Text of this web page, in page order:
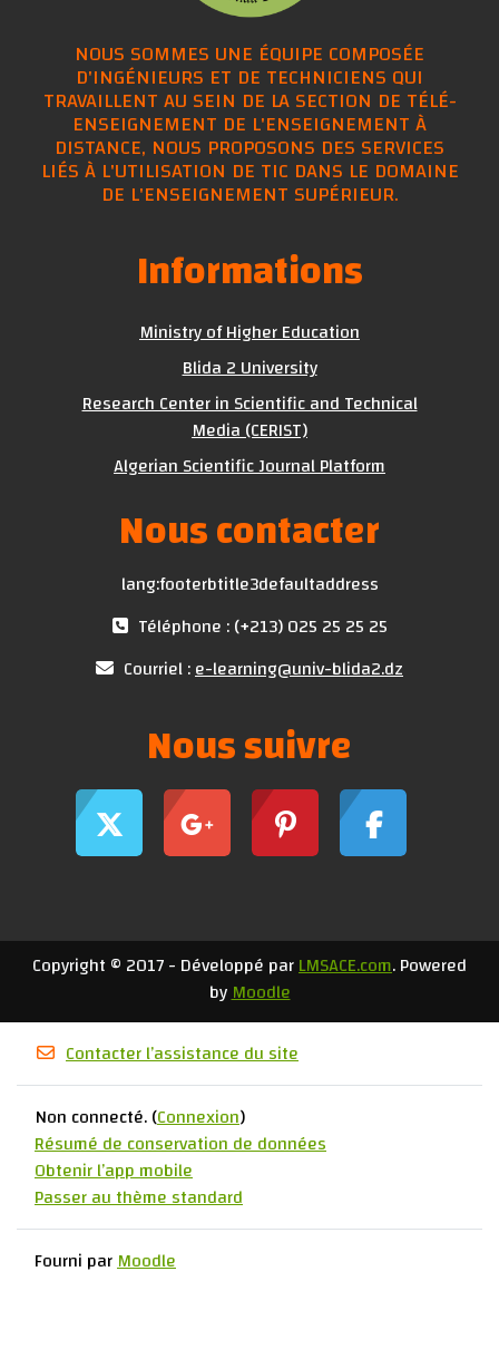
NOUS SOMMES UNE ÉQUIPE COMPOSÉE
D'INGÉNIEURS ET DE TECHNICIENS QUI
TRAVAILLENT AU SEIN DE LA SECTION DE TÉLÉ-
ENSEIGNEMENT DE L'ENSEIGNEMENT À
DISTANCE, NOUS PROPOSONS DES SERVICES
LIÉS À L'UTILISATION DE TIC DANS LE DOMAINE
DE L'ENSEIGNEMENT SUPÉRIEUR.
Informations
Ministry of Higher Education
Blida 2 University
Research Center in Scientific and Technical
Media (CERIST)
Algerian Scientific Journal Platform
Nous contacter
lang:footerbtitle3defaultaddress
Téléphone : (+213) 025 25 25 25
Courriel :e-learning@univ-blida2.dz
Nous suivre
Copyright © 2017 - Développé parLMSACE.com. Powered
byMoodle
Contacter l’assistance du site
Non connecté. (Connexion)
Résumé de conservation de données
Obtenir l’app mobile
Passer au thème standard
Fourni parMoodle